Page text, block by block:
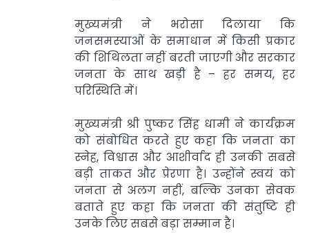
मुख्यमंत्री ने भरोसा दिलाया कि
जनसमस्याओं के समाधान में किसी प्रकार
की शिथिलता नहीं बरती जाएगी और सरकार
जनता के साथ खड़ी है – हर समय, हर
परिस्थिति में।
मुख्यमंत्री श्री पुष्कर सिंह धामी ने कार्यक्रम
को संबोधित करते हुए कहा कि जनता का
स्नेह, विश्वास और आशीर्वाद ही उनकी सबसे
बड़ी ताकत और प्रेरणा है। उन्होंने स्वयं को
जनता से अलग नहीं, बल्कि उनका सेवक
बताते हुए कहा कि जनता की संतुष्टि ही
उनके लिए सबसे बड़ा सम्मान है।